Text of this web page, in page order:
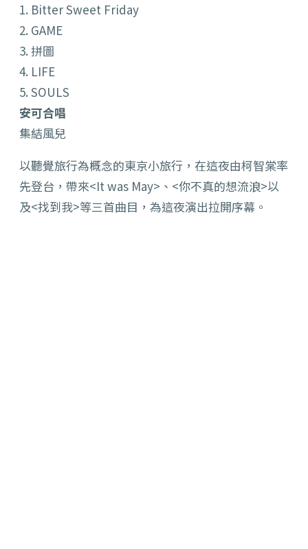
1. Bitter Sweet Friday
2. GAME
3. 拼圖
4. LIFE
5. SOULS
安可合唱
集結風兒
以聽覺旅行為概念的東京小旅行，在這夜由柯智棠率
先登台，帶來<It was May>、<你不真的想流浪>以
及<找到我>等三首曲目，為這夜演出拉開序幕。